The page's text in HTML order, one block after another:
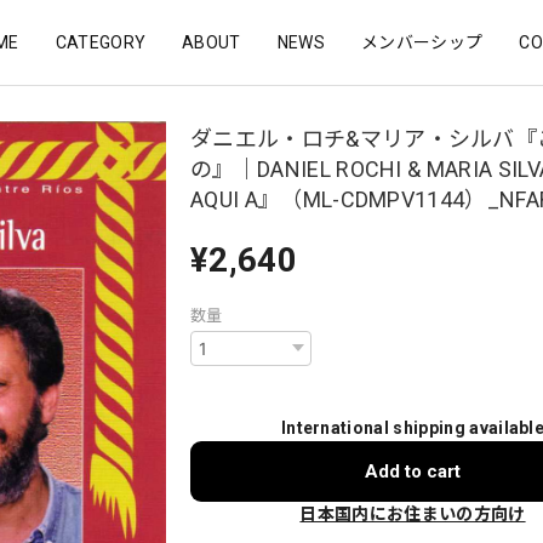
CATEGORY ABOUT NEWS メンバーシップ
ダニエル・ロチ&マリア・シルバ
の』｜DANIEL ROCHI & MARIA
AQUI A』（ML-CDMPV1144）
¥2,640
数量
International shipping
Add to cart
日本国内にお住まいの方向け